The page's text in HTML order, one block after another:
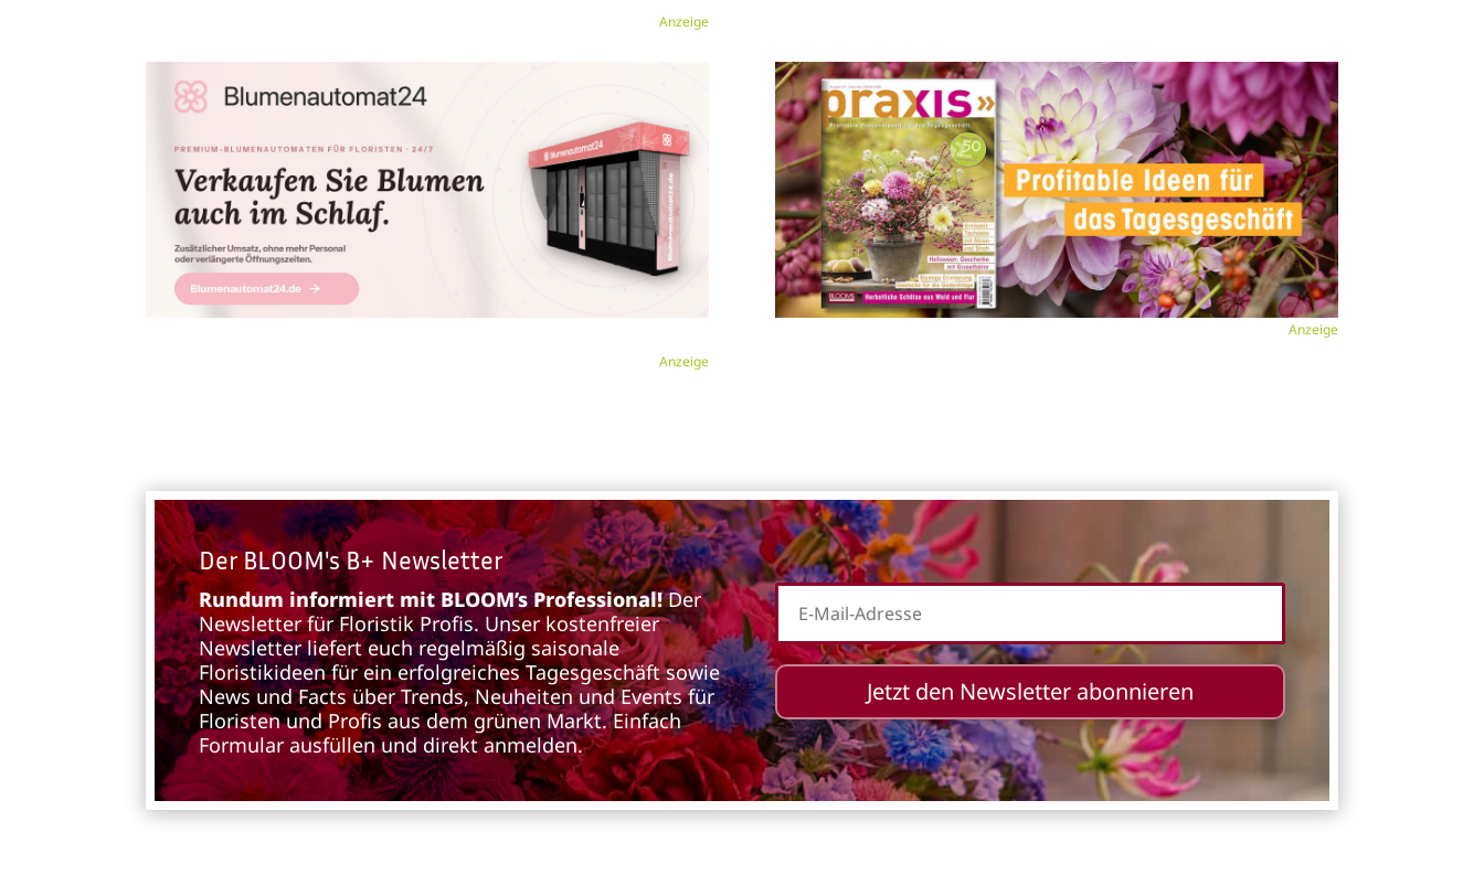
Anzeige
Anzeige
Anzeige
Der BLOOM's B+ Newsletter
Rundum informiert mit BLOOM’s Professional!Der
Newsletter für Floristik Profis. Unser kostenfreier
Newsletter liefert euch regelmäßig saisonale
Floristikideen für ein erfolgreiches Tagesgeschäft sowie
News und Facts über Trends, Neuheiten und Events für
Floristen und Profis aus dem grünen Markt. Einfach
Formular ausfüllen und direkt anmelden.
Jetzt den Newsletter abonnieren